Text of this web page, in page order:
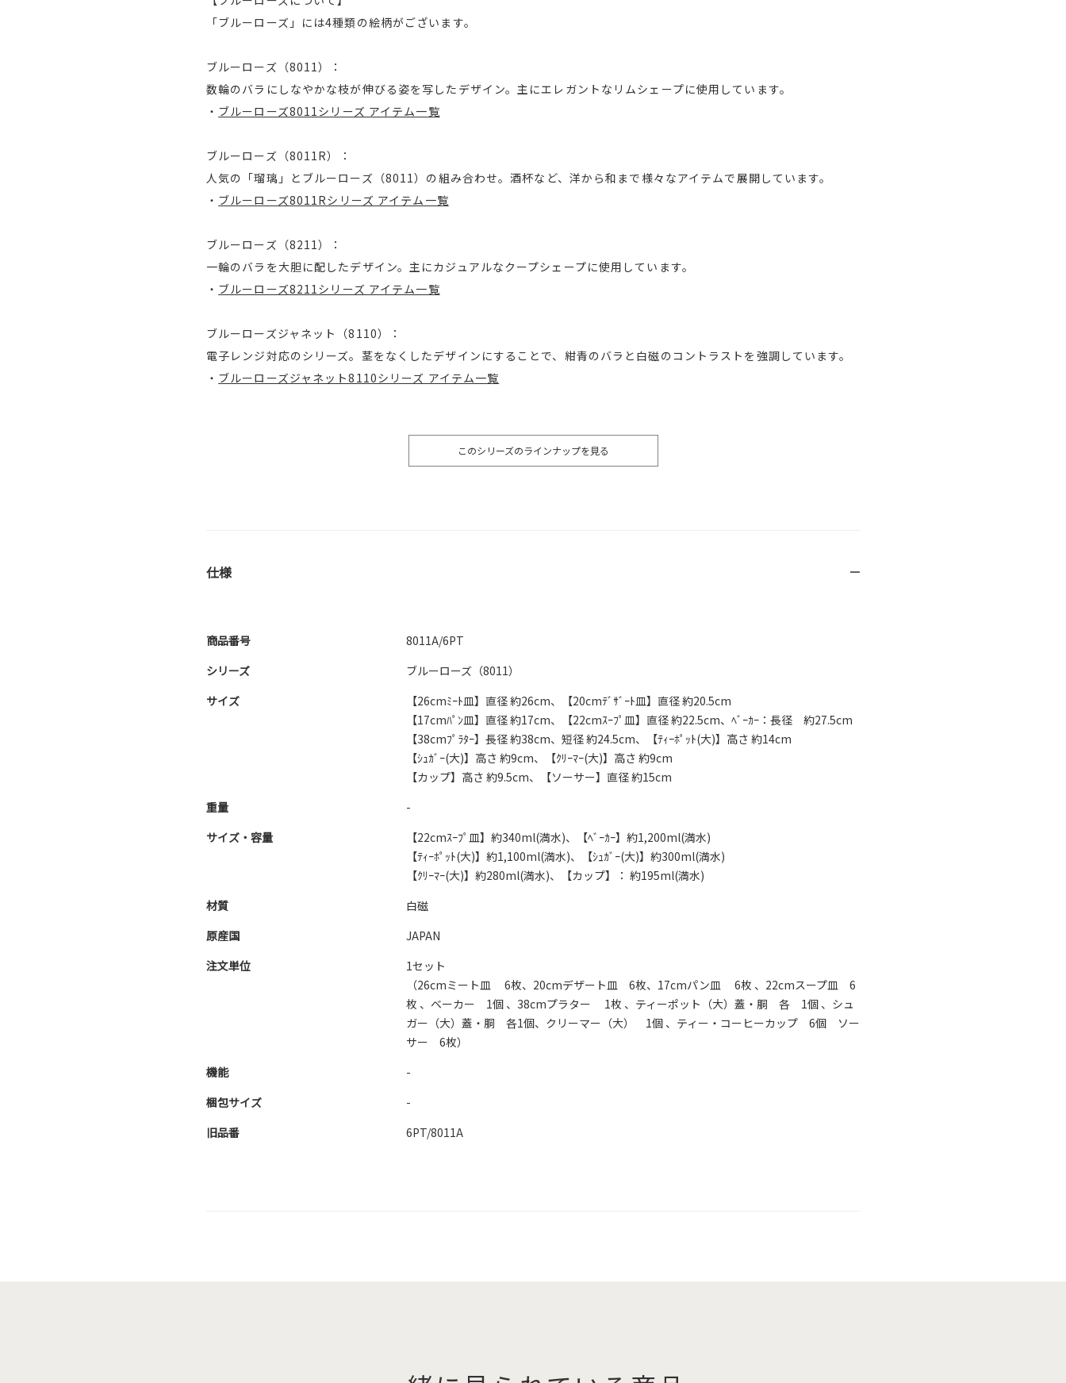
「ブルーローズ」には4種類の絵柄がございます。
ブルーローズ（8011）：
数輪のバラにしなやかな枝が伸びる姿を写したデザイン。主にエレガントなリムシェープに使用しています。
・ ブルーローズ8011シリーズ アイテム一覧
ブルーローズ（8011R）：
人気の「瑠璃」とブルーローズ（8011）の組み合わせ。酒杯など、洋から和まで様々なアイテムで展開しています。
・ ブルーローズ8011Rシリーズ アイテム一覧
ブルーローズ（8211）：
一輪のバラを大胆に配したデザイン。主にカジュアルなクープシェープに使用しています。
・ ブルーローズ8211シリーズ アイテム一覧
ブルーローズジャネット（8110）：
電子レンジ対応のシリーズ。茎をなくしたデザインにすることで、紺青のバラと白磁のコントラストを強調しています。
・ ブルーローズジャネット8110シリーズ アイテム一覧
このシリーズのラインナップを見る
仕様
商品番号
8011A/6PT
シリーズ
ブルーローズ（8011）
サイズ
【26cmﾐｰﾄ皿】直径 約26cm、【20cmﾃﾞｻﾞｰﾄ皿】直径 約20.5cm
【17cmﾊﾟﾝ皿】直径 約17cm、【22cmｽｰﾌﾟ皿】直径 約22.5cm、ﾍﾞｰｶｰ：長径 約27.5cm
【38cmﾌﾟﾗﾀｰ】長径 約38cm、短径 約24.5cm、【ﾃｨｰﾎﾟｯﾄ(大)】高さ 約14cm
【ｼｭｶﾞｰ(大)】高さ 約9cm、【ｸﾘｰﾏｰ(大)】高さ 約9cm
【カップ】高さ 約9.5cm、【ソーサー】直径 約15cm
重量
-
サイズ・容量
【22cmｽｰﾌﾟ皿】約340ml(満水)、【ﾍﾞｰｶｰ】約1,200ml(満水)
【ﾃｨｰﾎﾟｯﾄ(大)】約1,100ml(満水)、【ｼｭｶﾞｰ(大)】約300ml(満水)
【ｸﾘｰﾏｰ(大)】約280ml(満水)、【カップ】： 約195ml(満水)
材質
白磁
原産国
JAPAN
注文単位
1セット
（26cmミート皿 6枚、20cmデザート皿 6枚、17cmパン皿 6枚 、22cmスープ皿 6
枚 、ベーカー 1個 、38cmプラター 1枚 、ティーポット（大）蓋・胴 各 1個 、シュ
ガー（大）蓋・胴 各1個、クリーマー（大） 1個 、ティー・コーヒーカップ 6個 ソー
サー 6枚）
機能
-
梱包サイズ
-
旧品番
6PT/8011A